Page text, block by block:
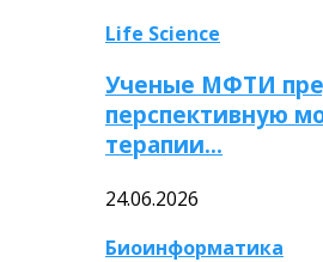
Life Science
Ученые МФТИ
перспективную
терапии…
24.06.2026
Биоинформатика